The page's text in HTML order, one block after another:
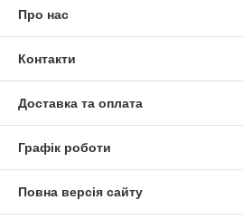
Про нас
Контакти
Доставка та оплата
Графік роботи
Повна версія сайту